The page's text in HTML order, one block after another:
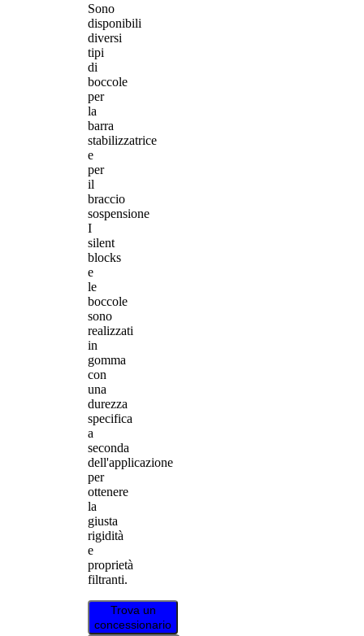
Sono
disponibili
diversi
tipi
di
boccole
per
la
barra
stabilizzatrice
e
per
il
braccio
sospensione
I
silent
blocks
e
le
boccole
sono
realizzati
in
gomma
con
una
durezza
specifica
a
seconda
dell'applicazione
per
ottenere
la
giusta
rigidità
e
proprietà
filtranti.
Trova un
concessionario